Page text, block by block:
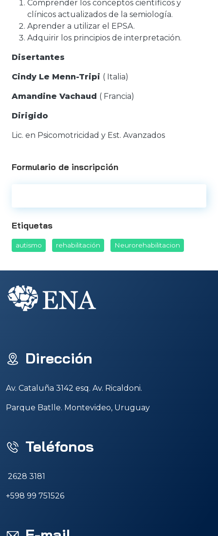
Comprender los conceptos científicos y
clínicos actualizados de la semiología.
Aprender a utilizar el EPSA.
Adquirir los principios de interpretación.
Disertantes
Cindy Le Menn-Tripi ( Italia)
Amandine Vachaud ( Francia)
Dirigido
Lic. en Psicomotricidad y Est. Avanzados
Formulario de inscripción
Etiquetas
autismo rehabilitación Neurorehabilitacion
Dirección
Av. Cataluña 3142 esq. Av. Ricaldoni.
Parque Batlle. Montevideo, Uruguay
Teléfonos
2628 3181
+598 99 751526